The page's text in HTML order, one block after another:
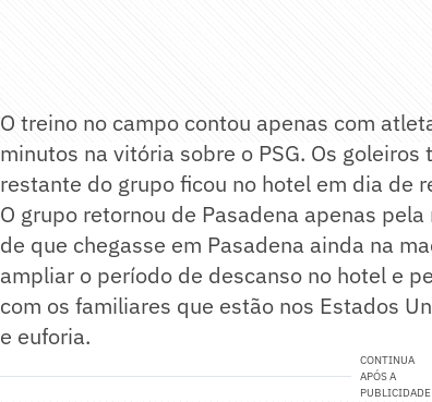
O treino no campo contou apenas com
minutos na vitória sobre o PSG. Os
restante do grupo ficou no hotel em dia de
O grupo retornou de Pasadena apenas
de que chegasse em Pasadena ainda na
ampliar o período de descanso no hotel e
com os familiares que estão nos Estados
e euforia.
CONTINUA
APÓS A
PUBLICIDADE